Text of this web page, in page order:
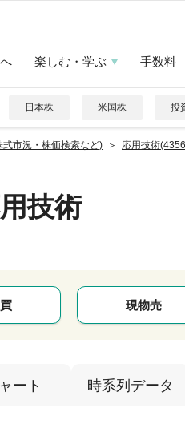
楽しむ・学ぶ 手数料
日本株 米国株 投
式市況・株価検索など) 応用技術
技術
現物売
ート 時系列データ